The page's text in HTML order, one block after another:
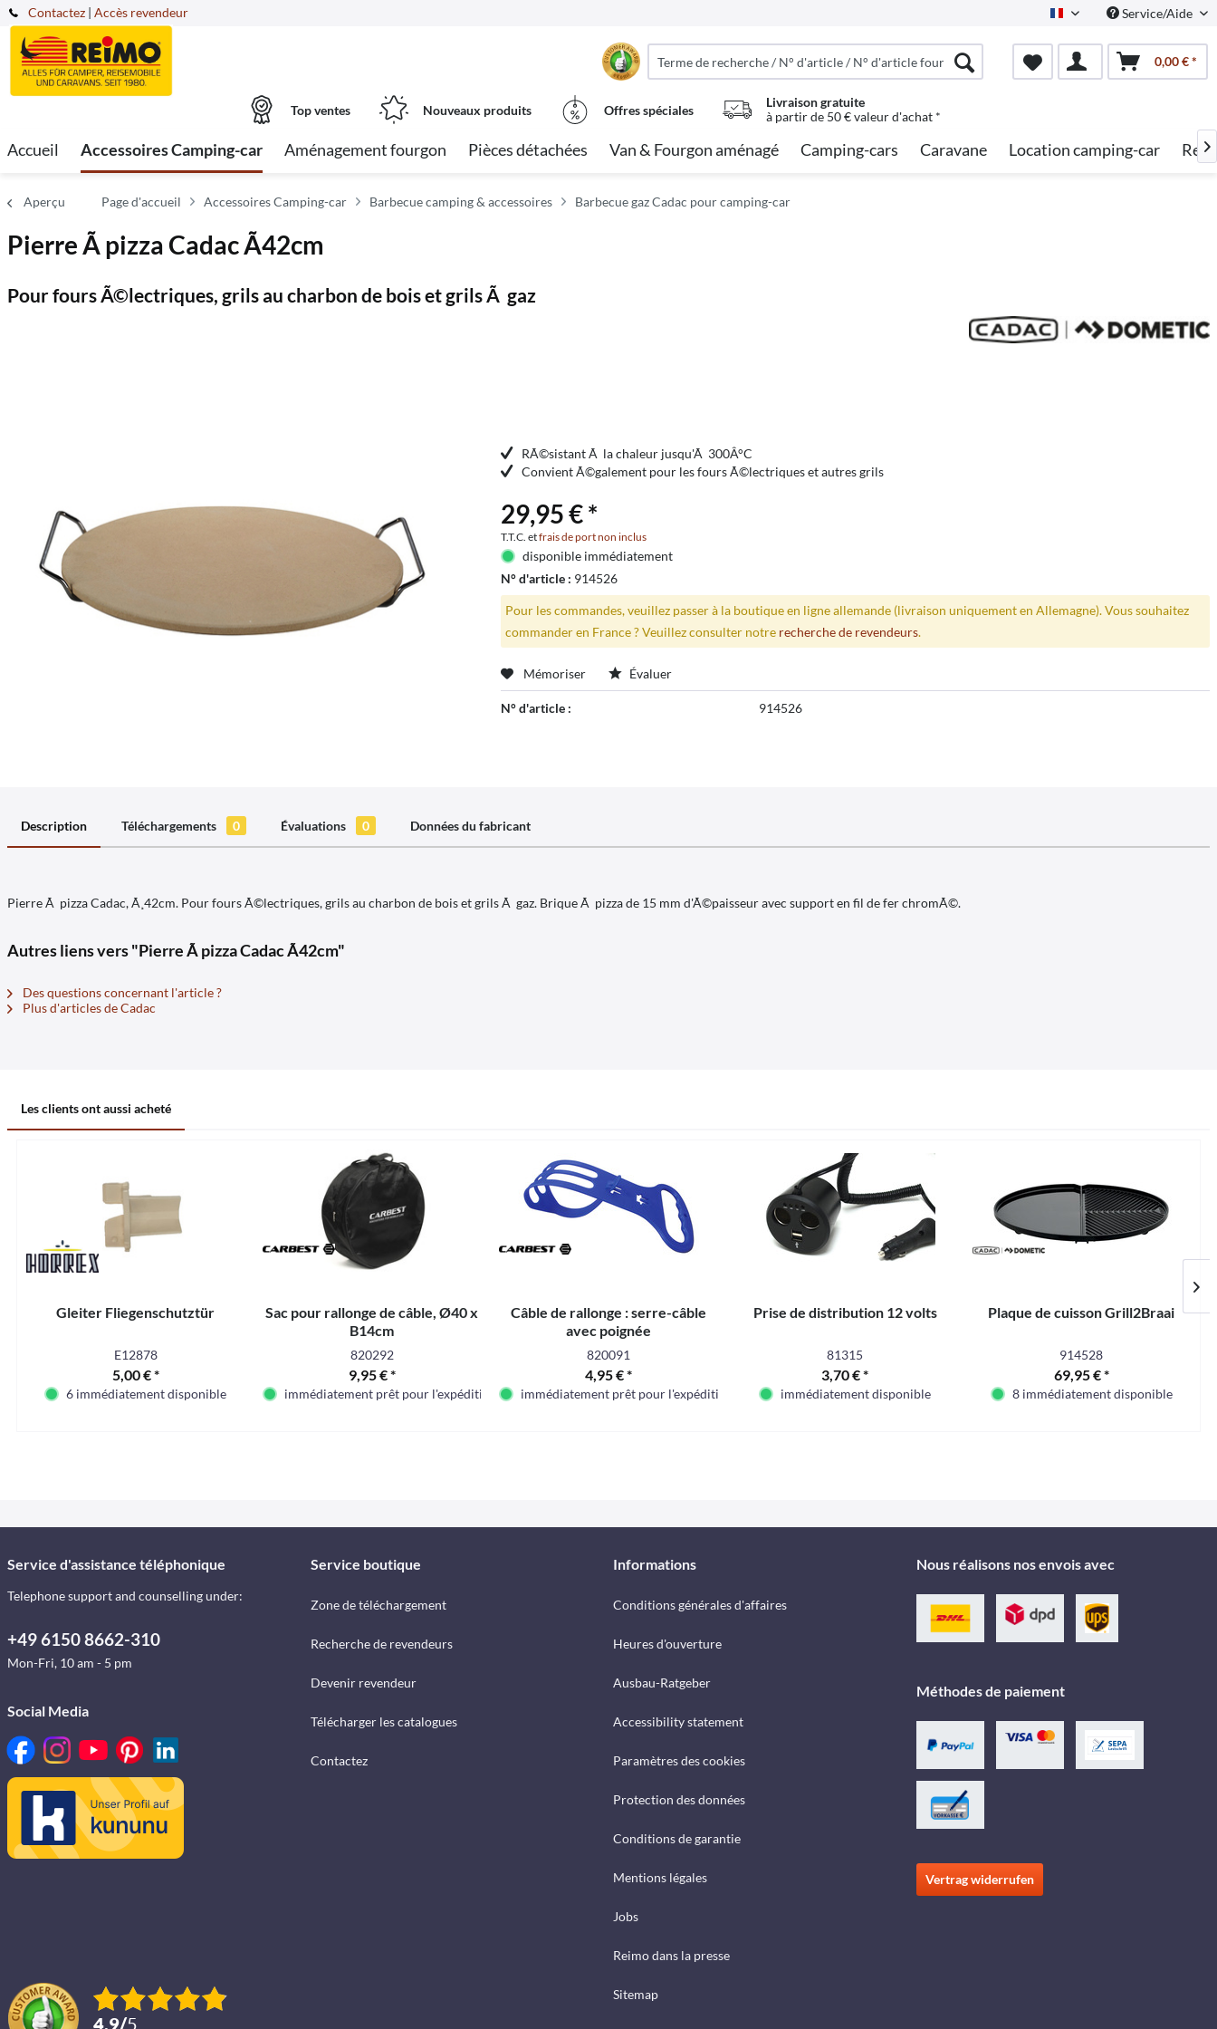
Contactez French Service/Aide
| Accès revendeur
0,00 € *
Top ventes Nouveaux produits Offres spéciales
Livraison gratuite
à partir de 50 € valeur d'achat *
Accueil Accessoires Camping-car Aménagement fourgon Pièces détachées Van & Fourgon aménagé Camping-cars Caravane Location camping-car 
Aperçu Page d'accueil Accessoires Camping-car Barbecue camping & accessoires Barbecue gaz Cadac pour camping-car
Pierre Ã pizza Cadac Ã42cm
Pour fours Ã©lectriques, grils au charbon de bois et grils Ã gaz
RÃ©sistant Ã la chaleur jusqu'Ã 300Â°C
Convient Ã©galement pour les fours Ã©lectriques et autres grils
29,95 € *
T.T.C. etfrais de port non inclus
disponible immédiatement
N° d'article : 914526
Pour les commandes, veuillez passer à la boutique en ligne allemande (livraison uniquement en Allemagne). Vous souhaitez
commander en France ? Veuillez consulter notre recherche de revendeurs.
Mémoriser Évaluer
N° d'article : 914526
Description Téléchargements 0 Évaluations 0 Données du fabricant
Pierre Ã pizza Cadac, Ã¸42cm. Pour fours Ã©lectriques, grils au charbon de bois et grils Ã gaz. Brique Ã pizza de 15 mm d'Ã©paisseur avec support en fil de fer chromÃ©.
Autres liens vers "Pierre Ã pizza Cadac Ã42cm"
Des questions concernant l'article ?
Plus d'articles de Cadac
Les clients ont aussi acheté
Gleiter Fliegenschutztür
E12878
5,00 € *
6 immédiatement disponible
Sac pour rallonge de câble, Ø40 x
B14cm
820292
9,95 € *
immédiatement prêt pour l'expédition
Câble de rallonge : serre-câble
avec poignée
820091
4,95 € *
immédiatement prêt pour l'expédition
Prise de distribution 12 volts
81315
3,70 € *
immédiatement disponible
Plaque de cuisson Grill2Braai
914528
69,95 € *
8 immédiatement disponible
Service d'assistance téléphonique
Telephone support and counselling under:
+49 6150 8662-310
Mon-Fri, 10 am - 5 pm
Social Media
4.9/5
Service boutique
Zone de téléchargement
Recherche de revendeurs
Devenir revendeur
Télécharger les catalogues
Contactez
Informations
Conditions générales d'affaires
Heures d'ouverture
Ausbau-Ratgeber
Accessibility statement
Paramètres des cookies
Protection des données
Conditions de garantie
Mentions légales
Jobs
Reimo dans la presse
Sitemap
Nous réalisons nos envois avec
Méthodes de paiement
Vertrag widerrufen